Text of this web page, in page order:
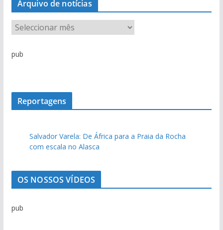
Arquivo de notícias
r
d
í
c
a
pub
Reportagens
Salvador Varela: De África para a Praia da Rocha
com escala no Alasca
OS NOSSOS VÍDEOS
pub